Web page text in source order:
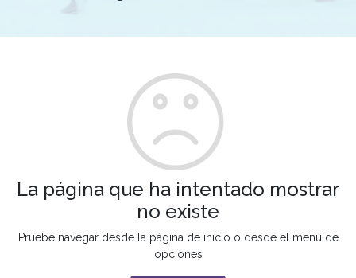
La página que ha intentado mostrar
no existe
Pruebe navegar desde la página de inicio o desde el menú de
opciones